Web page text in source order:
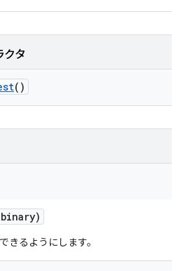
クタ
()
きるようにします。